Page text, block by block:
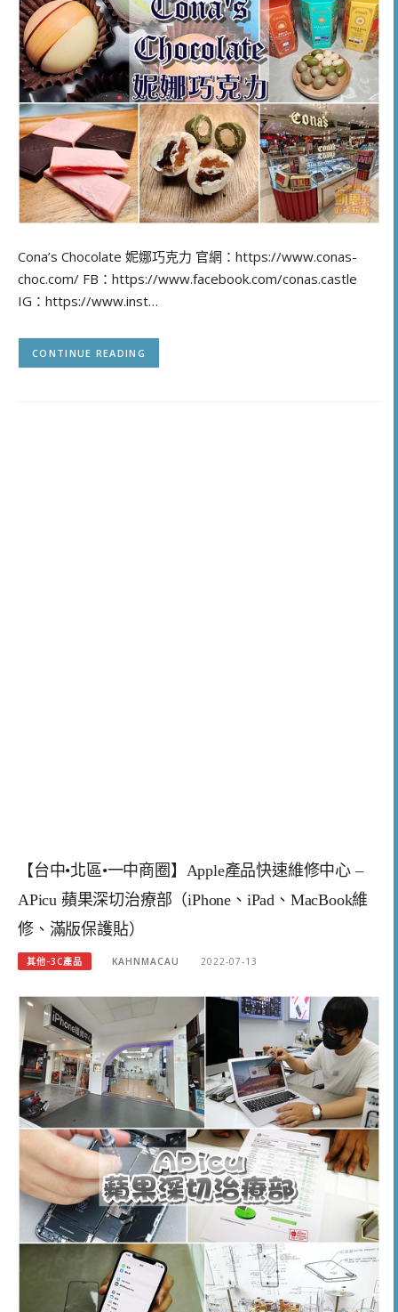
Cona’s Chocolate 妮娜巧克力 官網：https://www.conas-
choc.com/ FB：https://www.facebook.com/conas.castle
IG：https://www.inst…
CONTINUE READING
【台中•北區•一中商圈】Apple產品快速維修中心 –
APicu 蘋果深切治療部（iPhone、iPad、MacBook維
修、滿版保護貼）
其他-3C產品 KAHNMACAU 2022-07-13